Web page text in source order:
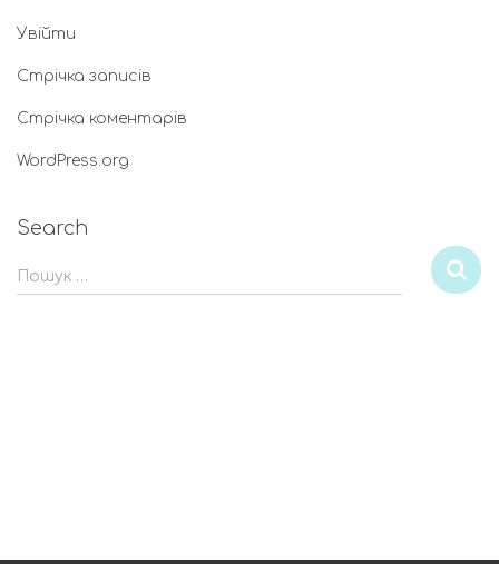
Увійти
Стрічка записів
Стрічка коментарів
WordPress.org
Search
Пошук …